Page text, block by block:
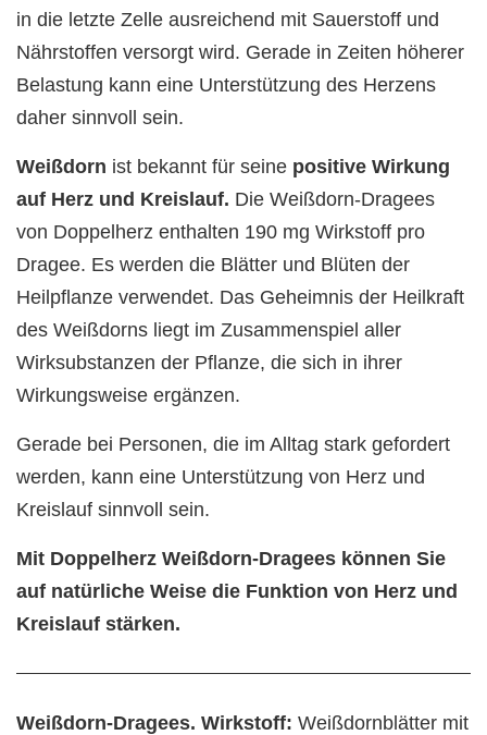
in die letzte Zelle ausreichend mit Sauerstoff und
Nährstoffen versorgt wird. Gerade in Zeiten höherer
Belastung kann eine Unterstützung des Herzens
daher sinnvoll sein.
Weißdorn ist bekannt für seine positive Wirkung
auf Herz und Kreislauf. Die Weißdorn-Dragees
von Doppelherz enthalten 190 mg Wirkstoff pro
Dragee. Es werden die Blätter und Blüten der
Heilpflanze verwendet. Das Geheimnis der Heilkraft
des Weißdorns liegt im Zusammenspiel aller
Wirksubstanzen der Pflanze, die sich in ihrer
Wirkungsweise ergänzen.
Gerade bei Personen, die im Alltag stark gefordert
werden, kann eine Unterstützung von Herz und
Kreislauf sinnvoll sein.
Mit Doppelherz Weißdorn-Dragees können Sie
auf natürliche Weise die Funktion von Herz und
Kreislauf stärken.
Weißdorn-Dragees. Wirkstoff: Weißdornblätter mit